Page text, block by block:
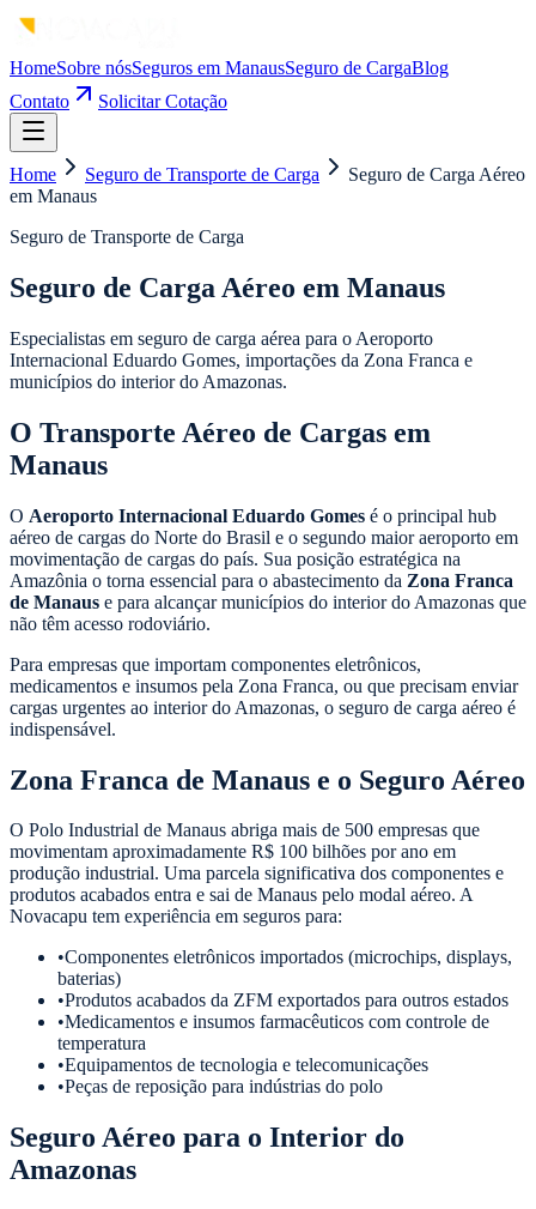
HomeSobre nósSeguros em ManausSeguro de CargaBlog
Contato
Solicitar Cotação
Home Seguro de Transporte de Carga
Seguro de Carga Aéreo
em Manaus
Seguro de Transporte de Carga
Seguro de Carga Aéreo em Manaus
Especialistas em seguro de carga aérea para o Aeroporto
Internacional Eduardo Gomes, importações da Zona Franca e
municípios do interior do Amazonas.
O Transporte Aéreo de Cargas em
Manaus
O Aeroporto Internacional Eduardo Gomes é o principal hub
aéreo de cargas do Norte do Brasil e o segundo maior aeroporto em
movimentação de cargas do país. Sua posição estratégica na
Amazônia o torna essencial para o abastecimento da Zona Franca
de Manaus e para alcançar municípios do interior do Amazonas que
não têm acesso rodoviário.
Para empresas que importam componentes eletrônicos,
medicamentos e insumos pela Zona Franca, ou que precisam enviar
cargas urgentes ao interior do Amazonas, o seguro de carga aéreo é
indispensável.
Zona Franca de Manaus e o Seguro Aéreo
O Polo Industrial de Manaus abriga mais de 500 empresas que
movimentam aproximadamente R$ 100 bilhões por ano em
produção industrial. Uma parcela significativa dos componentes e
produtos acabados entra e sai de Manaus pelo modal aéreo. A
Novacapu tem experiência em seguros para:
•Componentes eletrônicos importados (microchips, displays,
baterias)
•Produtos acabados da ZFM exportados para outros estados
•Medicamentos e insumos farmacêuticos com controle de
temperatura
•Equipamentos de tecnologia e telecomunicações
•Peças de reposição para indústrias do polo
Seguro Aéreo para o Interior do
Amazonas